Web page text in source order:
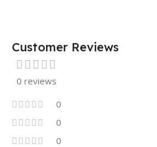
Customer Reviews
0 reviews
0
0
0